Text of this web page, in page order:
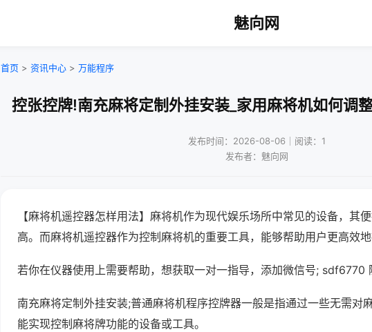
魅向网
首页 > 资讯中心 > 万能程序
控张控牌!南充麻将定制外挂安装_家用麻将机如何调
发布时间：2026-08-06｜阅读：1
发布者：魅向网
【麻将机遥控器怎样用法】麻将机作为现代娱乐场所中常见的设备，其
高。而麻将机遥控器作为控制麻将机的重要工具，能够帮助用户更高效地
若你在仪器使用上需要帮助，想获取一对一指导，添加微信号; sdf6770
南充麻将定制外挂安装;普通麻将机程序控牌器一般是指通过一些无需对
能实现控制麻将牌功能的设备或工具。